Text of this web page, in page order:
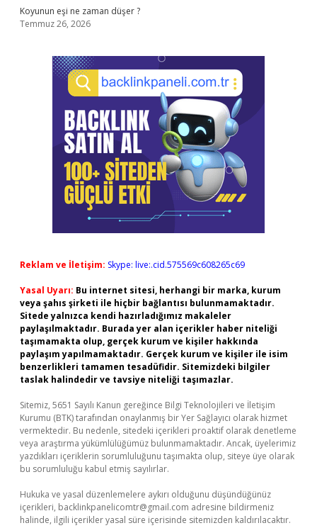
Koyunun eşi ne zaman düşer ?
Temmuz 26, 2026
Reklam ve İletişim: Skype: live:.cid.575569c608265c69
Yasal Uyarı: Bu internet sitesi, herhangi bir marka, kurum
veya şahıs şirketi ile hiçbir bağlantısı bulunmamaktadır.
Sitede yalnızca kendi hazırladığımız makaleler
paylaşılmaktadır. Burada yer alan içerikler haber niteliği
taşımamakta olup, gerçek kurum ve kişiler hakkında
paylaşım yapılmamaktadır. Gerçek kurum ve kişiler ile isim
benzerlikleri tamamen tesadüfidir. Sitemizdeki bilgiler
taslak halindedir ve tavsiye niteliği taşımazlar.
Sitemiz, 5651 Sayılı Kanun gereğince Bilgi Teknolojileri ve İletişim
Kurumu (BTK) tarafından onaylanmış bir Yer Sağlayıcı olarak hizmet
vermektedir. Bu nedenle, sitedeki içerikleri proaktif olarak denetleme
veya araştırma yükümlülüğümüz bulunmamaktadır. Ancak, üyelerimiz
yazdıkları içeriklerin sorumluluğunu taşımakta olup, siteye üye olarak
bu sorumluluğu kabul etmiş sayılırlar.
Hukuka ve yasal düzenlemelere aykırı olduğunu düşündüğünüz
içerikleri, backlinkpanelicomtr@gmail.com adresine bildirmeniz
halinde, ilgili içerikler yasal süre içerisinde sitemizden kaldırılacaktır.